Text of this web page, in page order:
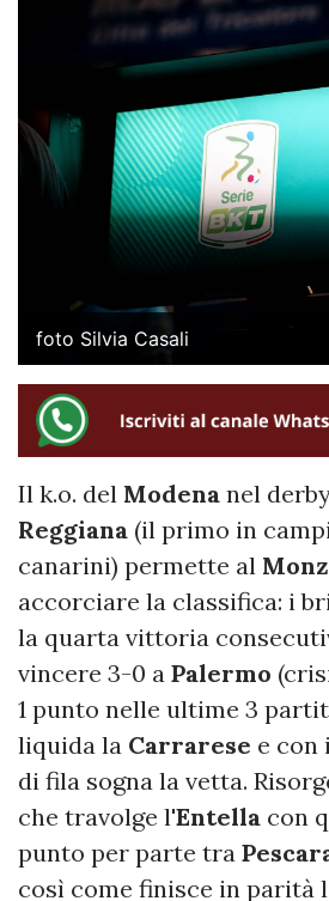
foto Silvia Casali
Il k.o. del Modena nel
Reggiana (il primo in
canarini) permette al
accorciare la classifica: i
la quarta vittoria
vincere 3-0 a Palermo
1 punto nelle ultime 3
liquida la Carrarese e con
di fila sogna la vetta.
che travolge l'Entella con
punto per parte tra
così come finisce in parità